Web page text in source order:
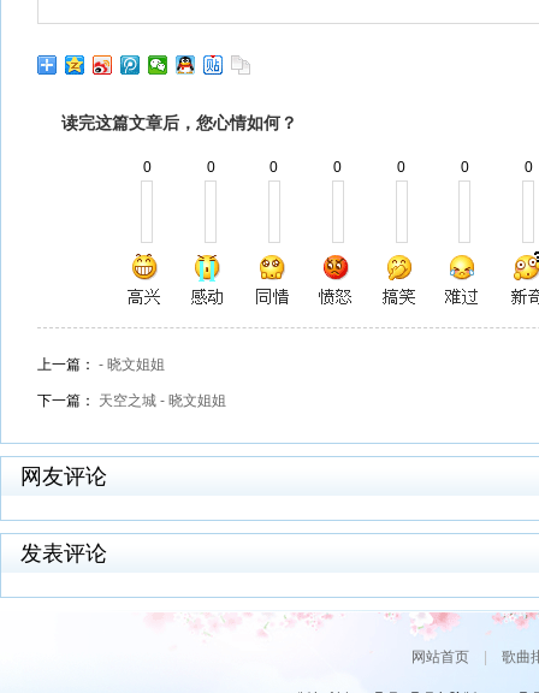
读完这篇文章后，您心情如何？
0 0 0 0 0 0 0
上一篇： - 晓文姐姐
下一篇： 天空之城 - 晓文姐姐
网友评论
发表评论
网站首页| 歌曲